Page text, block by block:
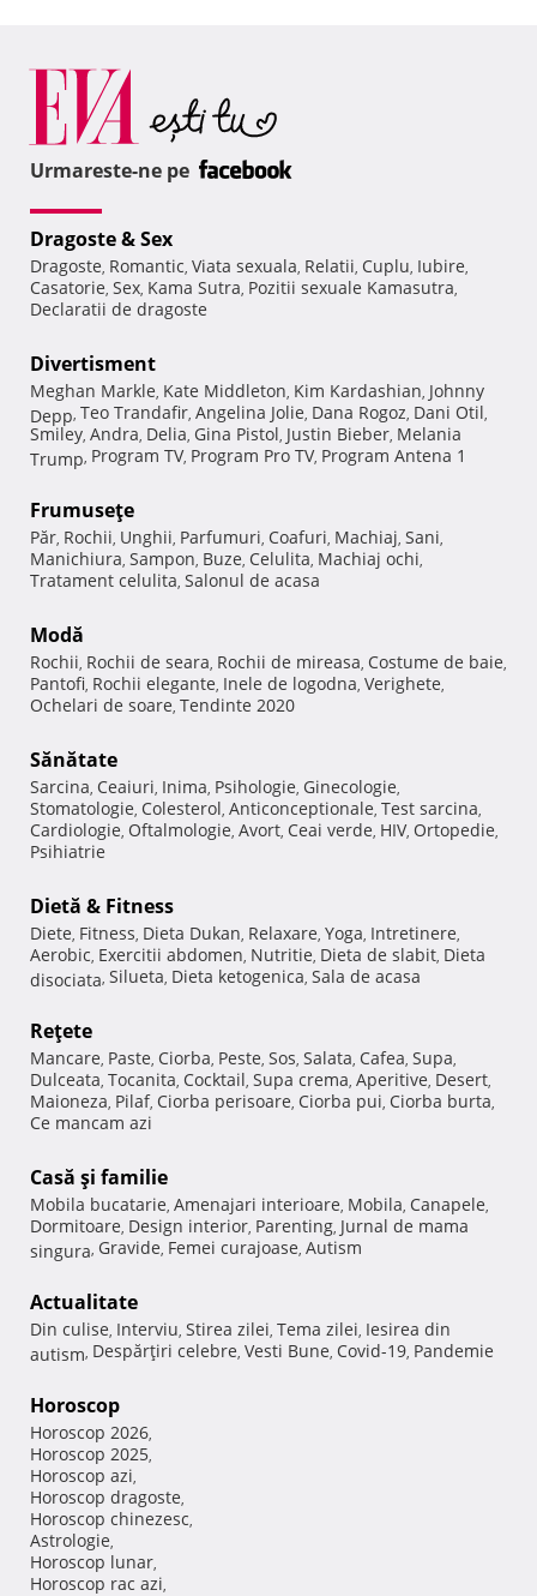
Urmareste-ne pe
Dragoste & Sex
Dragoste, Romantic, Viata sexuala, Relatii, Cuplu, Iubire,
Casatorie, Sex, Kama Sutra, Pozitii sexuale Kamasutra,
Declaratii de dragoste
Divertisment
Meghan Markle, Kate Middleton, Kim Kardashian, Johnny
Depp, Teo Trandafir, Angelina Jolie, Dana Rogoz, Dani Otil,
Smiley, Andra, Delia, Gina Pistol, Justin Bieber, Melania
Trump, Program TV, Program Pro TV, Program Antena 1
Frumuseţe
Păr, Rochii, Unghii, Parfumuri, Coafuri, Machiaj, Sani,
Manichiura, Sampon, Buze, Celulita, Machiaj ochi,
Tratament celulita, Salonul de acasa
Modă
Rochii, Rochii de seara, Rochii de mireasa, Costume de baie,
Pantofi, Rochii elegante, Inele de logodna, Verighete,
Ochelari de soare, Tendinte 2020
Sănătate
Sarcina, Ceaiuri, Inima, Psihologie, Ginecologie,
Stomatologie, Colesterol, Anticonceptionale, Test sarcina,
Cardiologie, Oftalmologie, Avort, Ceai verde, HIV, Ortopedie,
Psihiatrie
Dietă & Fitness
Diete, Fitness, Dieta Dukan, Relaxare, Yoga, Intretinere,
Aerobic, Exercitii abdomen, Nutritie, Dieta de slabit, Dieta
disociata, Silueta, Dieta ketogenica, Sala de acasa
Reţete
Mancare, Paste, Ciorba, Peste, Sos, Salata, Cafea, Supa,
Dulceata, Tocanita, Cocktail, Supa crema, Aperitive, Desert,
Maioneza, Pilaf, Ciorba perisoare, Ciorba pui, Ciorba burta,
Ce mancam azi
Casă şi familie
Mobila bucatarie, Amenajari interioare, Mobila, Canapele,
Dormitoare, Design interior, Parenting, Jurnal de mama
singura, Gravide, Femei curajoase, Autism
Actualitate
Din culise, Interviu, Stirea zilei, Tema zilei, Iesirea din
autism, Despărţiri celebre, Vesti Bune, Covid-19, Pandemie
Horoscop
Horoscop 2026,
Horoscop 2025,
Horoscop azi,
Horoscop dragoste,
Horoscop chinezesc,
Astrologie,
Horoscop lunar,
Horoscop rac azi,